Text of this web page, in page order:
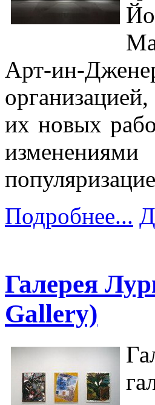
Арт-ин-
их новых
Подробнее...
Галерея
Gallery)